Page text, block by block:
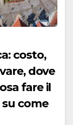
costo,
dove
fare il
come